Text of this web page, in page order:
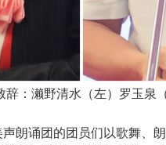
辞：濑野清水（左）罗玉泉
朗诵团的团员们以歌舞、